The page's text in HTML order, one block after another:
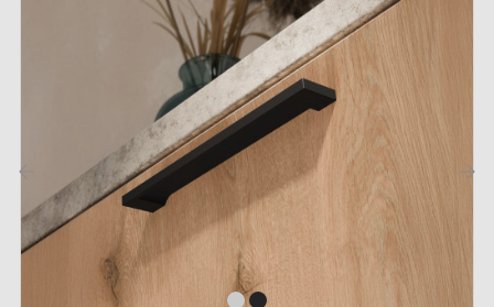
Cette poignée avec sa finitionanode naturelle
séduit
par son aspect mat et moderne, parfait pour les
intérieurs épurés ou industriels. Cette teinte discrète
s’intègre facilement à tous types de meubles, tout en
ajoutant une touche contemporaine.
Retrouvez notre variation de
poignées et boutons des
meublessur notre boutique Milla Poignées.
‹